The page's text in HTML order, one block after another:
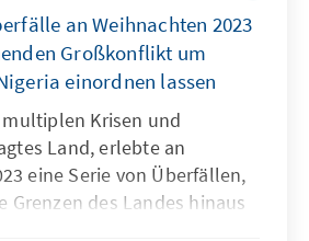
an Weihnachten 2023
Großkonflikt um
einordnen lassen
Krisen und
Land, erlebte an
eine Serie von Überfällen,
Grenzen des Landes hinaus